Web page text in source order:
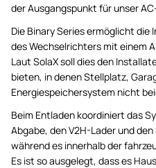
der Ausgangspunkt für unser
Die Binary Series ermöglicht die
des Wechselrichters mit einem
Laut SolaX soll dies den
bieten, in denen Stellplatz,
Energiespeichersystem nicht
Beim Entladen koordiniert das
Abgabe, den V2H-Lader und
während es innerhalb der
Es ist so ausgelegt, dass es